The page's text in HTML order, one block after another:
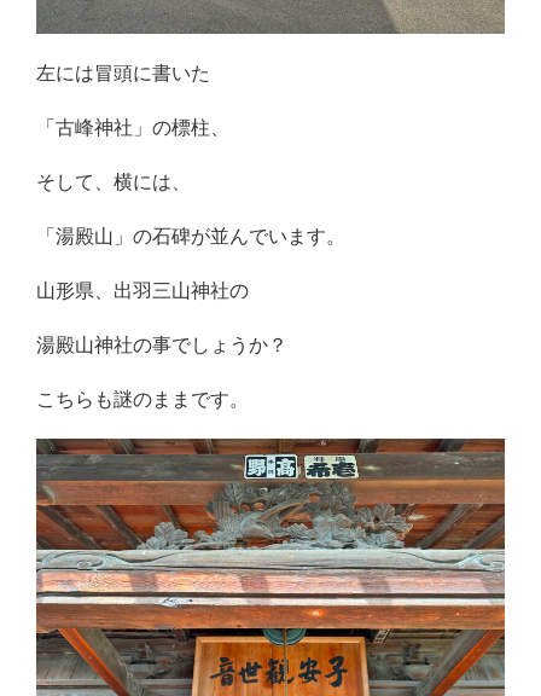
左には冒頭に書いた
「古峰神社」の標柱、
そして、横には、
「湯殿山」の石碑が並んでいます。
山形県、出羽三山神社の
湯殿山神社の事でしょうか？
こちらも謎のままです。